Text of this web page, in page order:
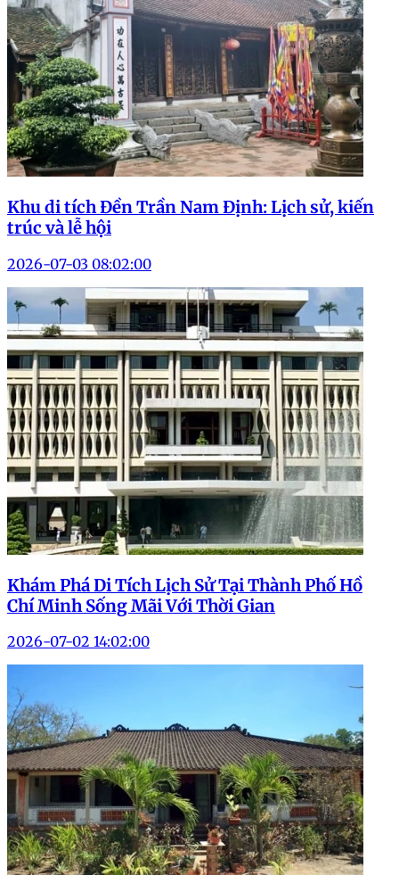
Khu di tích Đền Trần Nam Định: Lịch sử, kiến
trúc và lễ hội
2026-07-03 08:02:00
Khám Phá Di Tích Lịch Sử Tại Thành Phố Hồ
Chí Minh Sống Mãi Với Thời Gian
2026-07-02 14:02:00